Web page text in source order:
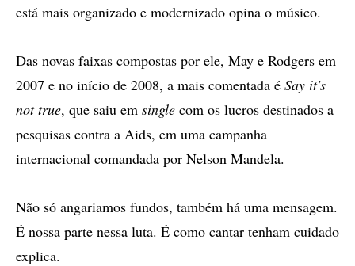
está mais organizado e modernizado opina o músico.
Das novas faixas compostas por ele, May e Rodgers em
2007 e no início de 2008, a mais comentada é Say it's
not true, que saiu em single com os lucros destinados a
pesquisas contra a Aids, em uma campanha
internacional comandada por Nelson Mandela.
Não só angariamos fundos, também há uma mensagem.
É nossa parte nessa luta. É como cantar tenham cuidado
explica.